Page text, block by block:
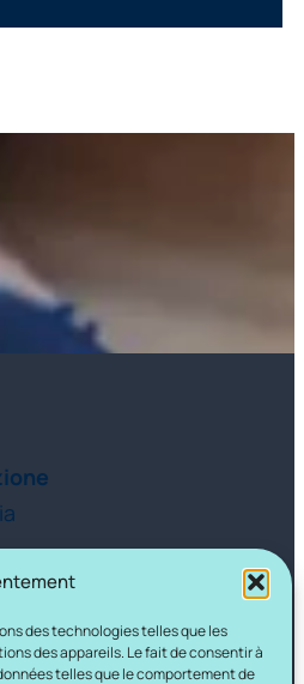
des technologies telles que les
des appareils. Le fait de consentir à
telles que le comportement de